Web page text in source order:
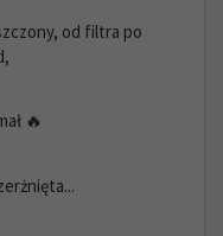
od filtra po
🔥